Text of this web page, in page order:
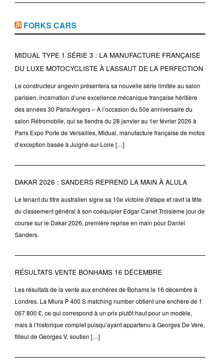
FORKS CARS
MIDUAL TYPE 1 SÉRIE 3 : LA MANUFACTURE FRANÇAISE
DU LUXE MOTOCYCLISTE À L’ASSAUT DE LA PERFECTION
Le constructeur angevin présentera sa nouvelle série limitée au salon
parisien, incarnation d’une excellence mécanique française héritière
des années 30 Paris/Angers – À l’occasion du 50e anniversaire du
salon Rétromobile, qui se tiendra du 28 janvier au 1er février 2026 à
Paris Expo Porte de Versailles, Midual, manufacture française de motos
d’exception basée à Juigné-sur-Loire […]
DAKAR 2026 : SANDERS REPREND LA MAIN À ALULA
Le tenant du titre australien signe sa 10e victoire d'étape et ravit la tête
du classement général à son coéquipier Edgar Canet Troisième jour de
course sur le Dakar 2026, première reprise en main pour Daniel
Sanders.
RÉSULTATS VENTE BONHAMS 16 DÉCEMBRE
Les résultats de la vente aux enchéres de Bohams le 16 décembre à
Londres. La Miura P 400 S matching number obtient une enchère de 1
067 800 £, ce qui correspond à un prix plutôt haut pour un modèle,
mais à l’historique complet puisqu’ayant appartenu à Georges De Vere,
filleul de Georges V, soutien […]